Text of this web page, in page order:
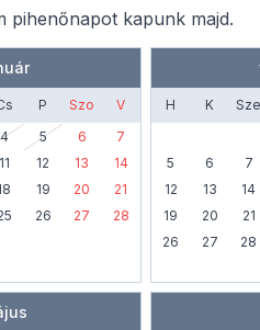
pihenőnapot kapunk majd.
P Szo
V
4 5 6
7
11 12 13
14
19 20
21
26 27
28
H K Sze
5
6 7
12
13 14
19
20 21
26
27 28